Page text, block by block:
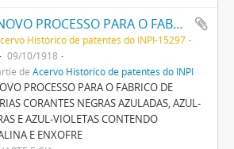
UM NOVO PROCESSO PARA O FABRICO DE MATERIAS CORANTES NEGRAS AZULADAS, AZUL- ESCURAS E AZUL-VIOLETAS CONTENDO NAPHTALINA E ENXOFRE
Histórico de patentes do INPI-15297
09/10/1918
de Acervo Histórico de patentes do INPI
PROCESSO PARA O FABRICO DE
CORANTES NEGRAS AZULADAS, AZUL-
E AZUL-VIOLETAS CONTENDO
E ENXOFRE